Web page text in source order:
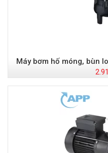
Máy bơm hố móng, bùn